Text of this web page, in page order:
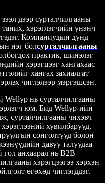
дээр сурталчилгааны
хэрэглэгчийн үнэнч
Компаниудын дунд
нэг болсурталчилгааны
практик, шинэлэг
хэрэгцээг хангахаас
хангах захиалгат
чиглэлээр мэргэшсэн.
Wellyp нь сурталчилгааны
юм. Бид Wellyp-ийн
сурталчилгааны чихэвч
хувилбарууд,
сонголтууд болон
давуу талуудаа
гол анхаарал нь B2B
хэрэгцээгээ хэрхэн
өгөхөд чиглэгддэг.